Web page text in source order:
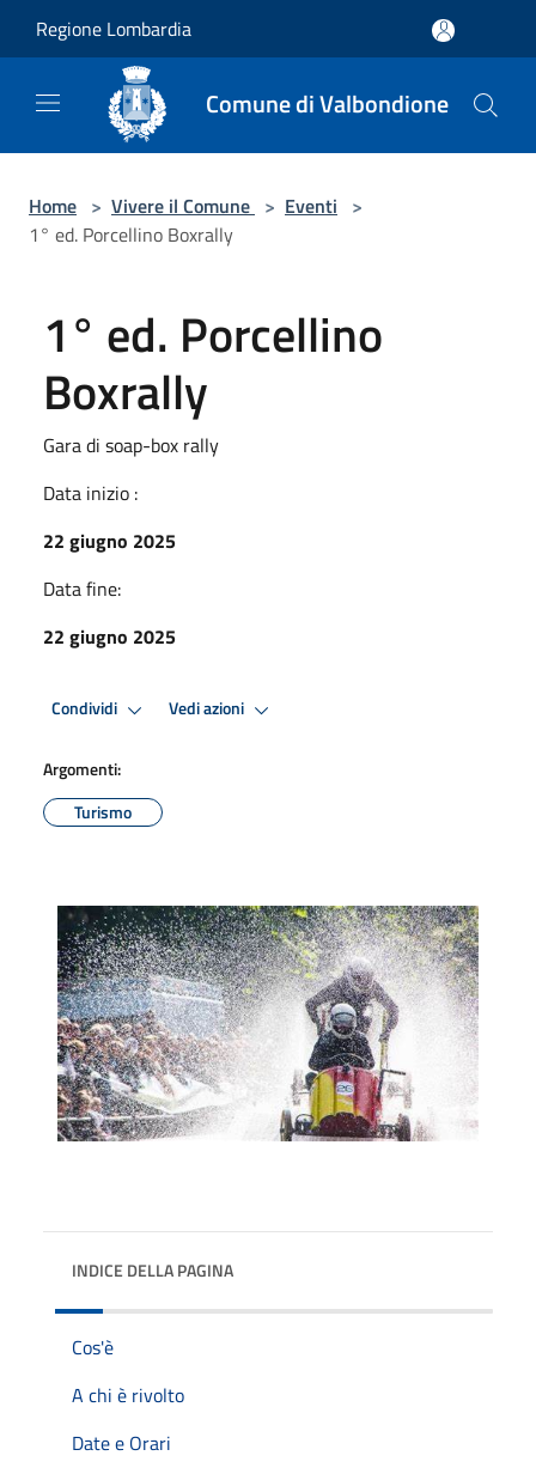
Regione Lombardia
Comune di Valbondione
Home > Vivere il Comune > Eventi >
1° ed. Porcellino Boxrally
1° ed. Porcellino
Boxrally
Gara di soap-box rally
Data inizio :
22 giugno 2025
Data fine:
22 giugno 2025
Condividi Vedi azioni
Argomenti:
Turismo
INDICE DELLA PAGINA
Cos'è
A chi è rivolto
Date e Orari